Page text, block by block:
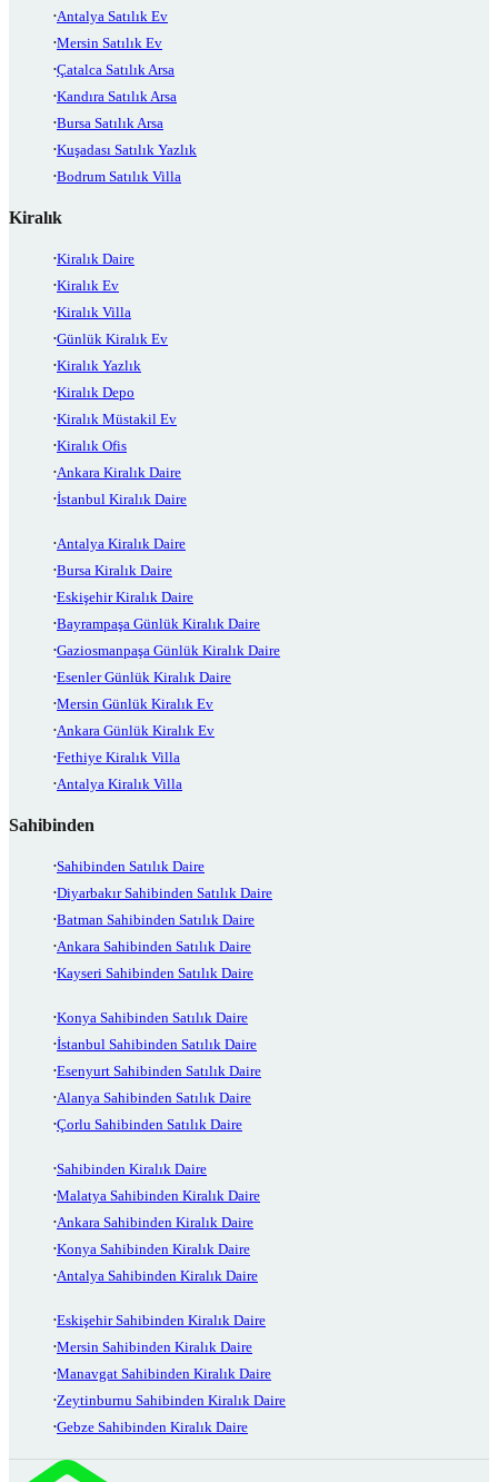
Antalya Satılık Ev
Mersin Satılık Ev
Çatalca Satılık Arsa
Kandıra Satılık Arsa
Bursa Satılık Arsa
Kuşadası Satılık Yazlık
Bodrum Satılık Villa
Kiralık
Kiralık Daire
Kiralık Ev
Kiralık Villa
Günlük Kiralık Ev
Kiralık Yazlık
Kiralık Depo
Kiralık Müstakil Ev
Kiralık Ofis
Ankara Kiralık Daire
İstanbul Kiralık Daire
Antalya Kiralık Daire
Bursa Kiralık Daire
Eskişehir Kiralık Daire
Bayrampaşa Günlük Kiralık Daire
Gaziosmanpaşa Günlük Kiralık Daire
Esenler Günlük Kiralık Daire
Mersin Günlük Kiralık Ev
Ankara Günlük Kiralık Ev
Fethiye Kiralık Villa
Antalya Kiralık Villa
Sahibinden
Sahibinden Satılık Daire
Diyarbakır Sahibinden Satılık Daire
Batman Sahibinden Satılık Daire
Ankara Sahibinden Satılık Daire
Kayseri Sahibinden Satılık Daire
Konya Sahibinden Satılık Daire
İstanbul Sahibinden Satılık Daire
Esenyurt Sahibinden Satılık Daire
Alanya Sahibinden Satılık Daire
Çorlu Sahibinden Satılık Daire
Sahibinden Kiralık Daire
Malatya Sahibinden Kiralık Daire
Ankara Sahibinden Kiralık Daire
Konya Sahibinden Kiralık Daire
Antalya Sahibinden Kiralık Daire
Eskişehir Sahibinden Kiralık Daire
Mersin Sahibinden Kiralık Daire
Manavgat Sahibinden Kiralık Daire
Zeytinburnu Sahibinden Kiralık Daire
Gebze Sahibinden Kiralık Daire